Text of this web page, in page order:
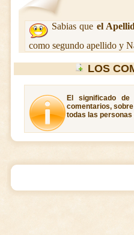
Sabias que el
como segundo apellido y
LOS
El significado
comentarios,
todas las personas